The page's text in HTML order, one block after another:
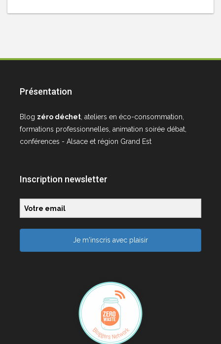
Présentation
Blog zéro déchet, ateliers en éco-consommation,
formations professionnelles, animation soirée débat,
conférences - Alsace et région Grand Est
Inscription newsletter
Je m'inscris avec plaisir